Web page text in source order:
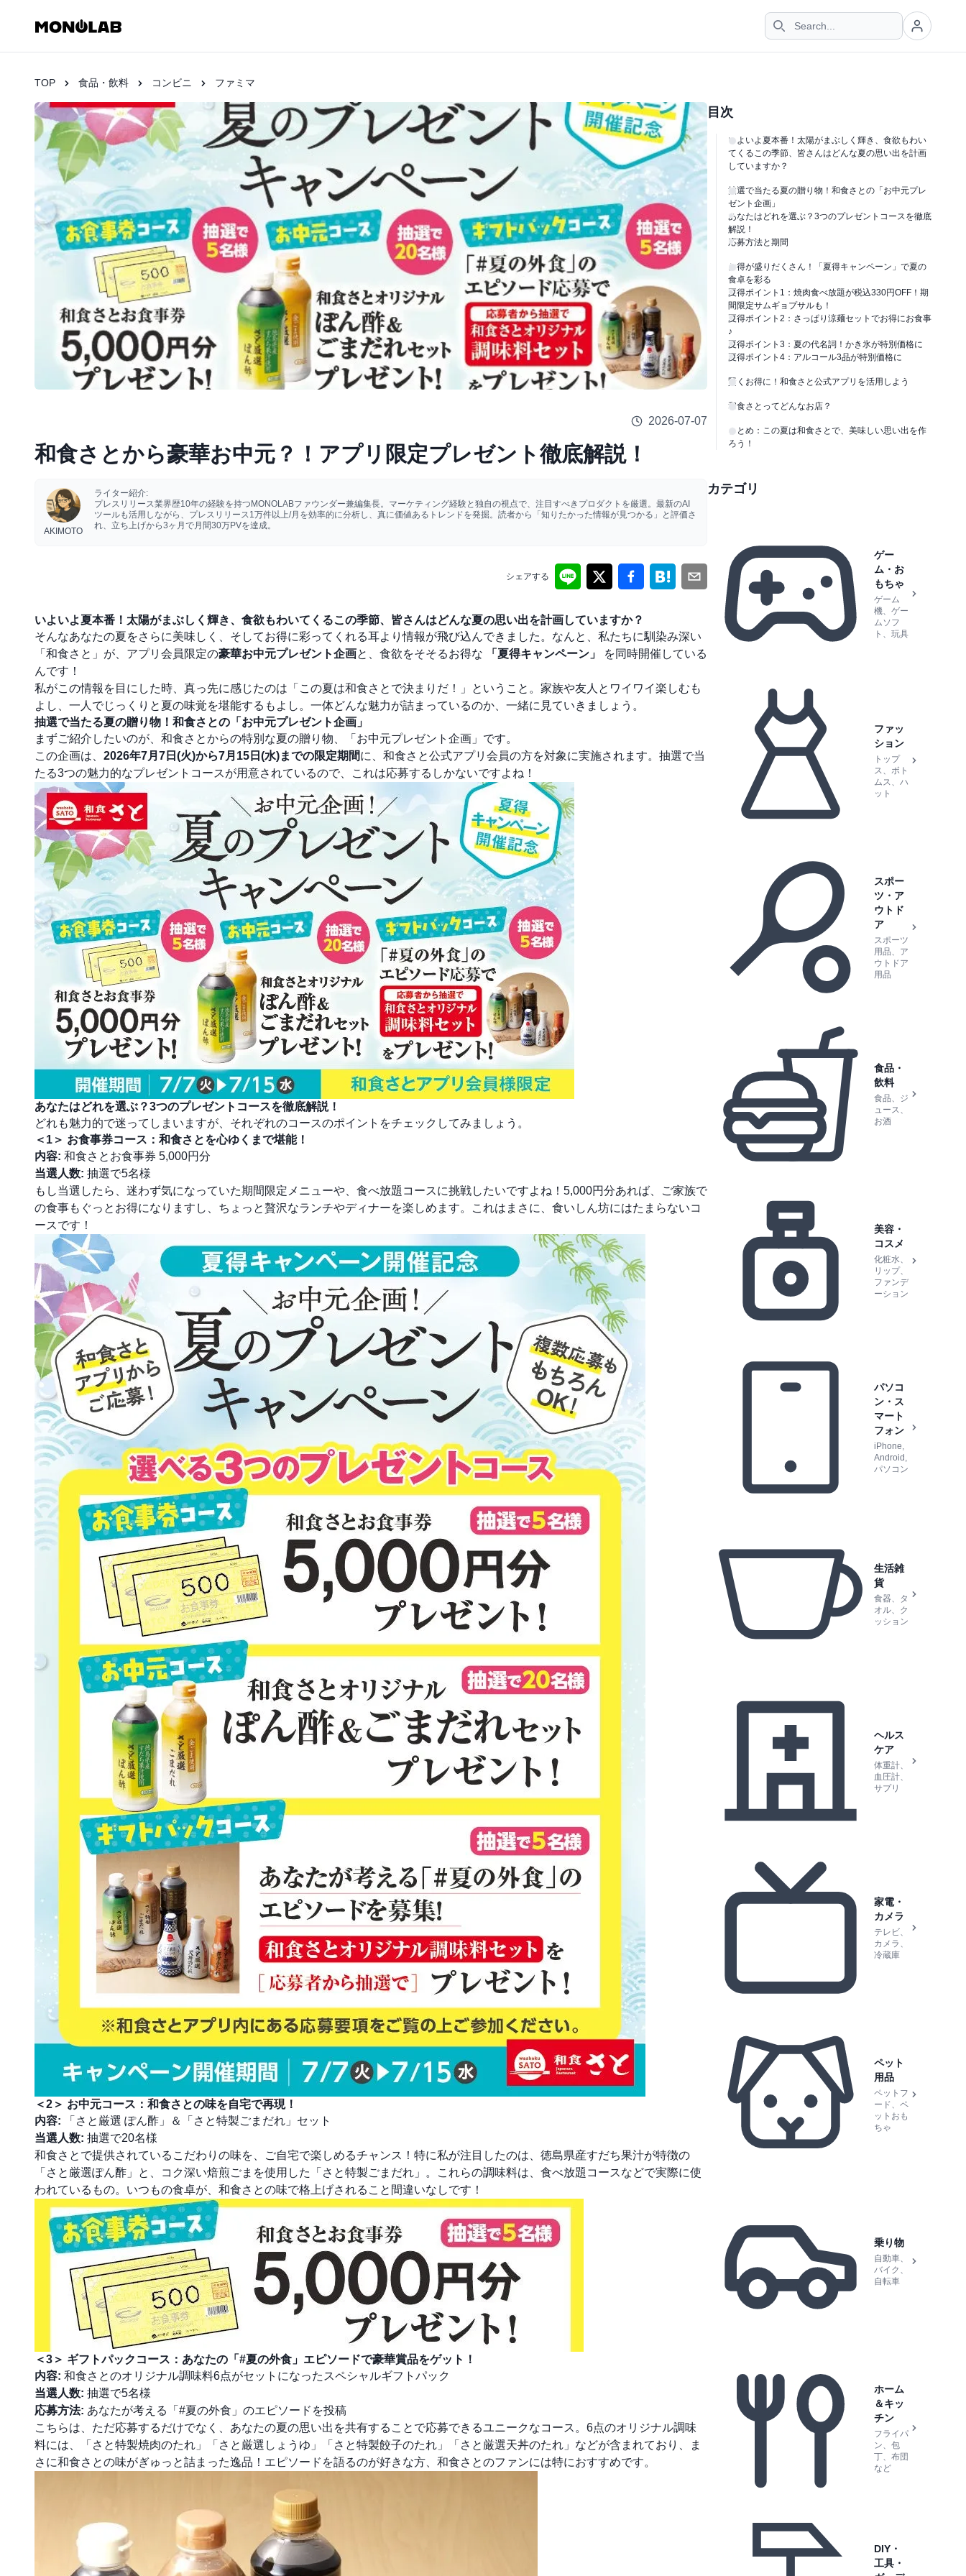
TOP 食品・飲料 コンビニ ファミマ
2026-07-07
和食さとから豪華お中元？！アプリ限定プレゼント徹底解説！
AKIMOTO
ライター紹介:
プレスリリース業界歴10年の経験を持つMONOLABファウンダー兼編集長。マーケティング経験と独自の視点で、注目すべきプロダクトを厳選。最新のAI
ツールも活用しながら、プレスリリース1万件以上/月を効率的に分析し、真に価値あるトレンドを発掘。読者から「知りたかった情報が見つかる」と評価さ
れ、立ち上げから3ヶ月で月間30万PVを達成。
シェアする
いよいよ夏本番！太陽がまぶしく輝き、食欲もわいてくるこの季節、皆さんはどんな夏の思い出を計画していますか？
そんなあなたの夏をさらに美味しく、そしてお得に彩ってくれる耳より情報が飛び込んできました。なんと、私たちに馴染み深い
「和食さと」が、アプリ会員限定の豪華お中元プレゼント企画と、食欲をそそるお得な 「夏得キャンペーン」
を同時開催している
んです！
私がこの情報を目にした時、真っ先に感じたのは「この夏は和食さとで決まりだ！」ということ。家族や友人とワイワイ楽しむも
よし、一人でじっくりと夏の味覚を堪能するもよし。一体どんな魅力が詰まっているのか、一緒に見ていきましょう。
抽選で当たる夏の贈り物！和食さとの「お中元プレゼント企画」
まずご紹介したいのが、和食さとからの特別な夏の贈り物、「お中元プレゼント企画」です。
この企画は、 2026年7月7日(火)から7月15日(水)までの限定期間に、和食さと公式アプリ会員の方を対象に実施されます。抽選で当
たる3つの魅力的なプレゼントコースが用意されているので、これは応募するしかないですよね！
あなたはどれを選ぶ？3つのプレゼントコースを徹底解説！
どれも魅力的で迷ってしまいますが、それぞれのコースのポイントをチェックしてみましょう。
＜1＞ お食事券コース：和食さとを心ゆくまで堪能！
内容: 和食さとお食事券 5,000円分
当選人数: 抽選で5名様
もし当選したら、迷わず気になっていた期間限定メニューや、食べ放題コースに挑戦したいですよね！5,000円分あれば、ご家族で
の食事もぐっとお得になりますし、ちょっと贅沢なランチやディナーを楽しめます。これはまさに、食いしん坊にはたまらないコ
ースです！
＜2＞ お中元コース：和食さとの味を自宅で再現！
内容: 「さと厳選 ぽん酢」＆「さと特製ごまだれ」セット
当選人数: 抽選で20名様
和食さとで提供されているこだわりの味を、ご自宅で楽しめるチャンス！特に私が注目したのは、徳島県産すだち果汁が特徴の
「さと厳選ぽん酢」と、コク深い焙煎ごまを使用した「さと特製ごまだれ」。これらの調味料は、食べ放題コースなどで実際に使
われているもの。いつもの食卓が、和食さとの味で格上げされること間違いなしです！
＜3＞ ギフトパックコース：あなたの「#夏の外食」エピソードで豪華賞品をゲット！
内容: 和食さとのオリジナル調味料6点がセットになったスペシャルギフトパック
当選人数: 抽選で5名様
応募方法: あなたが考える「#夏の外食」のエピソードを投稿
こちらは、ただ応募するだけでなく、あなたの夏の思い出を共有することで応募できるユニークなコース。6点のオリジナル調味
料には、「さと特製焼肉のたれ」「さと厳選しょうゆ」「さと特製餃子のたれ」「さと厳選天丼のたれ」などが含まれており、ま
さに和食さとの味がぎゅっと詰まった逸品！エピソードを語るのが好きな方、和食さとのファンには特におすすめです。
目次
いよいよ夏本番！太陽がまぶしく輝き、食欲もわい
てくるこの季節、皆さんはどんな夏の思い出を計画
していますか？
抽選で当たる夏の贈り物！和食さとの「お中元プレ
ゼント企画」
あなたはどれを選ぶ？3つのプレゼントコースを徹底
解説！
応募方法と期間
お得が盛りだくさん！「夏得キャンペーン」で夏の
食卓を彩る
夏得ポイント1：焼肉食べ放題が税込330円OFF！期
間限定サムギョプサルも！
夏得ポイント2：さっぱり涼麺セットでお得にお食事
♪
夏得ポイント3：夏の代名詞！かき氷が特別価格に
夏得ポイント4：アルコール3品が特別価格に
賢くお得に！和食さと公式アプリを活用しよう
和食さとってどんなお店？
まとめ：この夏は和食さとで、美味しい思い出を作
ろう！
カテゴリ
ゲー
ム・お
もちゃ
ゲーム
機、ゲー
ムソフ
ト、玩具
ファッ
ション
トップ
ス、ボト
ムス、ハ
ット
スポー
ツ・ア
ウトド
ア
スポーツ
用品、ア
ウトドア
用品
食品・
飲料
食品、ジ
ュース、
お酒
美容・
コスメ
化粧水、
リップ、
ファンデ
ーション
パソコ
ン・ス
マート
フォン
iPhone,
Android,
パソコン
生活雑
貨
食器、タ
オル、ク
ッション
ヘルス
ケア
体重計、
血圧計、
サプリ
家電・
カメラ
テレビ、
カメラ、
冷蔵庫
ペット
用品
ペットフ
ード、ペ
ットおも
ちゃ
乗り物
自動車、
バイク、
自転車
ホーム
＆キッ
チン
フライパ
ン、包
丁、布団
など
DIY・
工具・